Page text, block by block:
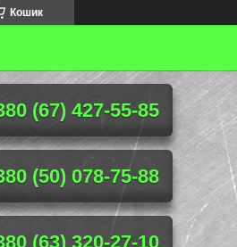
Кошик
(67) 427-55-85
(50) 078-75-88
(63) 320-27-10